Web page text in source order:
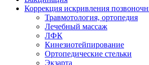
Коррекция искривления
Травмотология, ортопедия
Лечебный массаж
ЛФК
Кинезиотейпирование
Ортопедические стельки
Экзарта